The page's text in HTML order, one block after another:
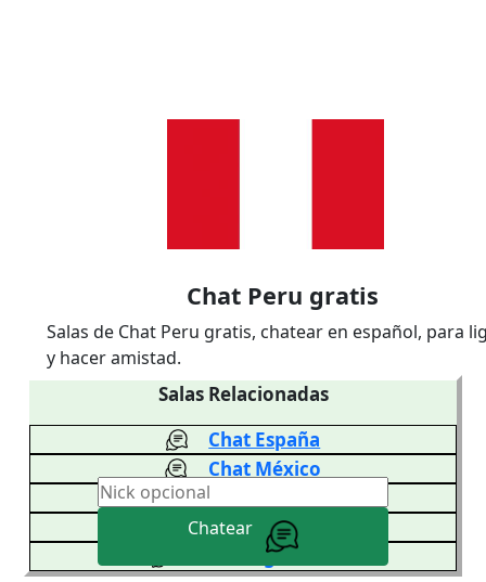
Salas Relacionadas
Chat España
Chat México
Chat Venezuela
Chat Colombia
Chat Argentina
Chat Peru gratis
Salas de Chat Peru gratis, chatear en español, para
y hacer amistad.
Chatear